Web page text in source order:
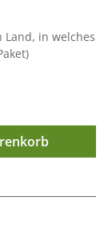
Land, in welches